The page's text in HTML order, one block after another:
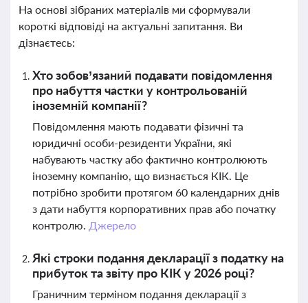
На основі зібраних матеріалів ми сформували
короткі відповіді на актуальні запитання. Ви
дізнаєтесь:
Хто зобов’язаний подавати повідомлення
про набуття частки у контрольованій
іноземній компанії?
Повідомлення мають подавати фізичні та
юридичні особи-резиденти України, які
набувають частку або фактично контролюють
іноземну компанію, що визнається КІК. Це
потрібно зробити протягом 60 календарних днів
з дати набуття корпоративних прав або початку
контролю. Джерело
Які строки подання декларації з податку на
прибуток та звіту про КІК у 2026 році?
Граничним терміном подання декларації з